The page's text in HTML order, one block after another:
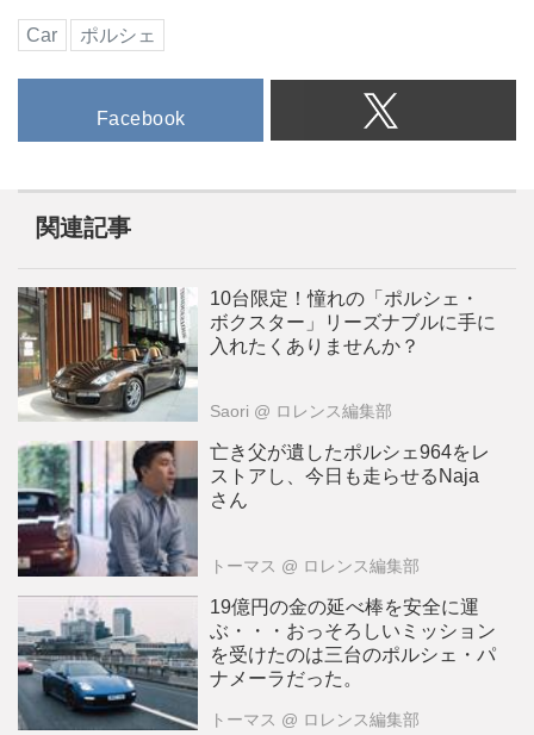
Car ポルシェ
Facebook
関連記事
10台限定！憧れの「ポルシェ・
ボクスター」リーズナブルに手に
入れたくありませんか？
Saori @ ロレンス編集部
亡き父が遺したポルシェ964をレ
ストアし、今日も走らせるNaja
さん
トーマス @ ロレンス編集部
19億円の金の延べ棒を安全に運
ぶ・・・おっそろしいミッション
を受けたのは三台のポルシェ・パ
ナメーラだった。
トーマス @ ロレンス編集部